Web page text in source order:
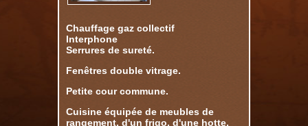
Chauffage gaz collectif
Interphone
Serrures de sureté.
Fenêtres double vitrage.
Petite cour commune.
Cuisine équipée de meubles de
rangement, d'un frigo, d'une hotte,